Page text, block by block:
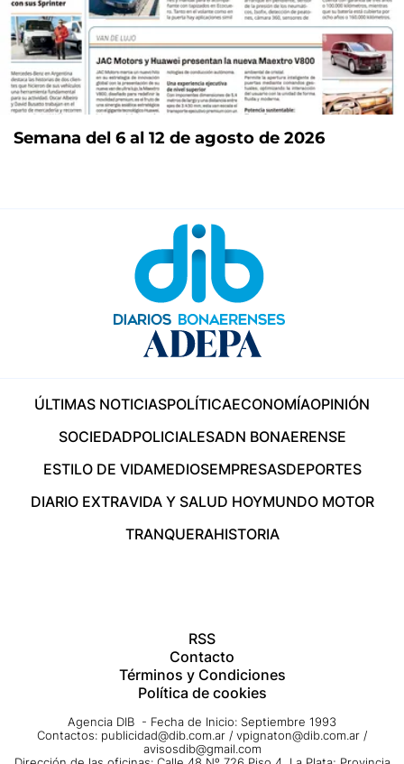
Semana del 6 al 12 de agosto de 2026
ÚLTIMAS NOTICIASPOLÍTICAECONOMÍAOPINIÓN
SOCIEDADPOLICIALESADN BONAERENSE
ESTILO DE VIDAMEDIOSEMPRESASDEPORTES
DIARIO EXTRAVIDA Y SALUD HOYMUNDO MOTOR
TRANQUERAHISTORIA
RSS
Contacto
Términos y Condiciones
Política de cookies
Agencia DIB - Fecha de Inicio: Septiembre 1993
Contactos: publicidad@dib.com.ar / vpignaton@dib.com.ar /
avisosdib@gmail.com